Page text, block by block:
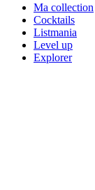
Ma collection
Cocktails
Listmania
Level up
Explorer